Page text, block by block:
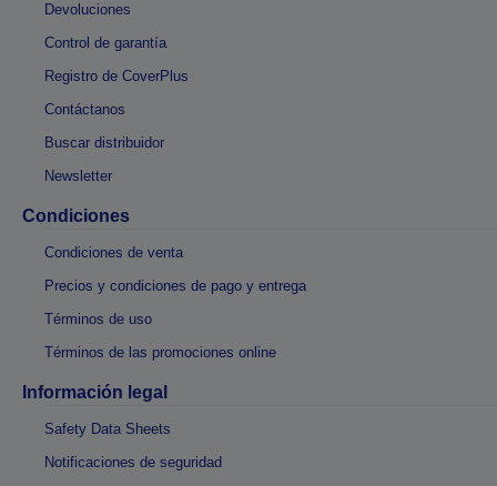
Devoluciones
Control de garantía
Registro de CoverPlus
Contáctanos
Buscar distribuidor
Newsletter
Condiciones
Condiciones de venta
Precios y condiciones de pago y entrega
Términos de uso
Términos de las promociones online
Información legal
Safety Data Sheets
Notificaciones de seguridad